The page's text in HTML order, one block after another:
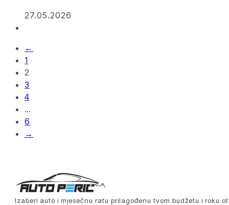
27.05.2026
←
1
2
3
4
…
6
→
Izaberi auto i mjesečnu ratu prilagođenu tvom budžetu i roku